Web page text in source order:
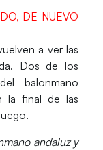
DE NUEVO
a ver las
Dos de los
balonmano
la final de las
andaluz y